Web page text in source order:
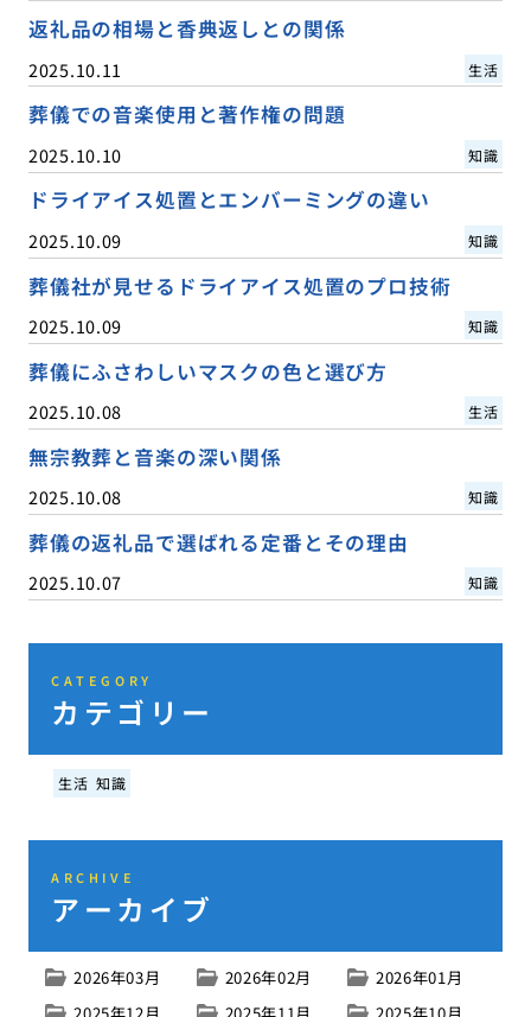
返礼品の相場と香典返しとの関係
2025.10.11 生活
葬儀での音楽使用と著作権の問題
2025.10.10 知識
ドライアイス処置とエンバーミングの違い
2025.10.09 知識
葬儀社が見せるドライアイス処置のプロ技術
2025.10.09 知識
葬儀にふさわしいマスクの色と選び方
2025.10.08 生活
無宗教葬と音楽の深い関係
2025.10.08 知識
葬儀の返礼品で選ばれる定番とその理由
2025.10.07 知識
CATEGORY
カテゴリー
生活 知識
ARCHIVE
アーカイブ
2026年03月 2026年02月
2026年01月
2025年12月
2025年11月 2025年10月